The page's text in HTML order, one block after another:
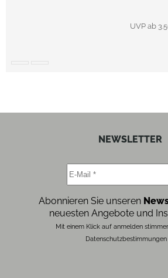
UVP ab
NEWSLETTER
Abonnieren Sie unseren
neuesten Angebote und
Mit einem Klick auf anmelden
Datenschutzbestimmungen